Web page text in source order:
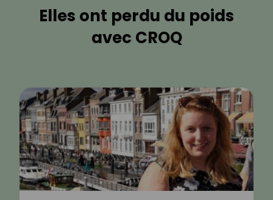
Elles ont perdu du poids
avec CROQ